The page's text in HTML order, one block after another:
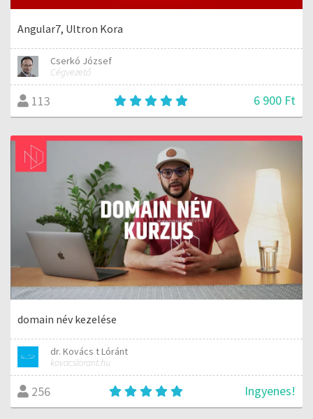
Angular7, Ultron Kora
Cserkó József
Cégvezető
113 6 900 Ft
domain név kezelése
dr. Kovács t Lóránt
kovacslorant.hu
256 Ingyenes!